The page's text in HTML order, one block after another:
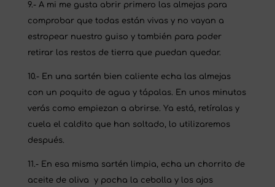
9.- A mi me gusta abrir primero las almejas para
comprobar que todas están vivas y no vayan a
estropear nuestro guiso y también para poder
retirar los restos de tierra que puedan quedar.
10.- En una sartén bien caliente echa las almejas
con un poquito de agua y tápalas. En unos minutos
verás como empiezan a abrirse. Ya está, retíralas y
cuela el caldito que han soltado, lo utilizaremos
después.
11.- En esa misma sartén limpia, echa un chorrito de
aceite de oliva y pocha la cebolla y los ajos